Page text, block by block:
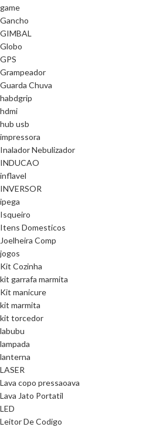
game
Gancho
GIMBAL
Globo
GPS
Grampeador
Guarda Chuva
habdgrip
hdmi
hub usb
impressora
Inalador Nebulizador
INDUCAO
inflavel
INVERSOR
ipega
Isqueiro
Itens Domesticos
Joelheira Comp
jogos
Kit Cozinha
kit garrafa marmita
Kit manicure
kit marmita
kit torcedor
labubu
lampada
lanterna
LASER
Lava copo pressaoava
Lava Jato Portatil
LED
Leitor De Codigo